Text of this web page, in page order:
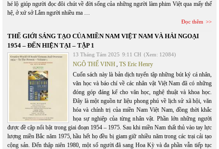
hé lộ giúp người đọc đôi chút về đời sống của những người làm phim Việt qua mấy thế
hệ, ở xứ sở Lắm người nhiều ma …
Đọc thêm
THẾ GIỚI SÁNG TẠO CỦA MIỀN NAM VIỆT NAM VÀ HẢI NGOẠI
1954 – ĐẾN HIỆN TẠI – TẬP 1
13 Tháng Tám 2025 9:11 CH (Xem: 12084)
NGÔ THẾ VINH, TS Eric Henry
Cuốn sách này là bản dịch tuyển tập những bút ký cá nhân,
văn học và báo chí về các nhân vật Việt Nam đã có những
đóng góp đáng kể cho văn học, nghệ thuật và khoa học.
Đây là một nguồn tư liệu phong phú về lịch sử xã hội, văn
hóa và chính trị của miền Nam Việt Nam, đồng thời khắc
họa sự nghiệp của từng nhân vật. Phần lớn những người
được đề cập nổi bật trong giai đoạn 1954 – 1975. Sau khi miền Nam thất thủ vào tay lực
lượng miền Bắc năm 1975, hầu hết họ đều bị giam giữ nhiều năm trong các trại cải tạo
cộng sản. Đến thập niên 1980, một số người đã sang Hoa Kỳ và đa phần vẫn tiếp tục